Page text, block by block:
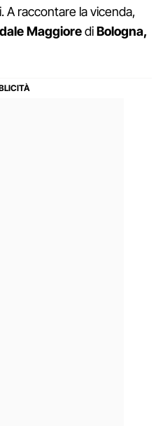
A raccontare la vicenda,
MaggiorediBologna,